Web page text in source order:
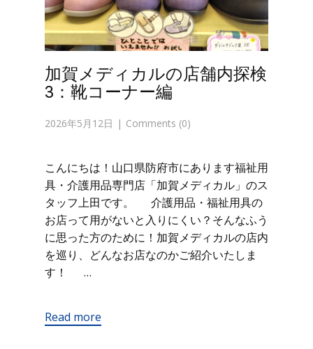
加賀メディカルの店舗内探検
3：靴コーナー編
2026年5月12日 Comments (0)
こんにちは！山口県防府市にあります福祉用
具・介護用品専門店「加賀メディカル」のス
タッフ上田です。 介護用品・福祉用具の
お店って用がないと入りにくい？そんなふう
に思った方のために！加賀メディカルの店内
を巡り、どんなお店なのかご紹介いたしま
す！ …
Read more